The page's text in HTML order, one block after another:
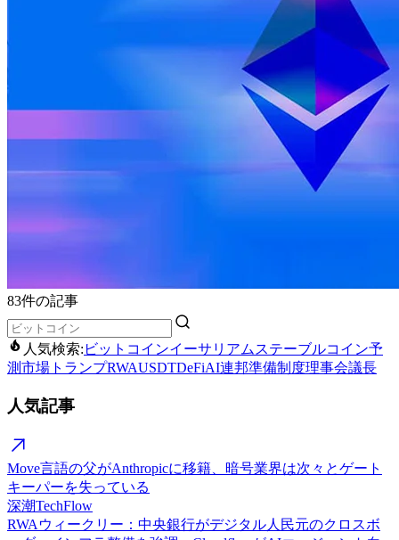
83件の記事
人気検索: ビットコインイーサリアム ステーブルコイン予
測市場 トランプRWAUSDTDeFiAI連邦準備制度理事会議長
人気記事
Move言語の父がAnthropicに移籍、暗号業界は次々とゲート
キーパーを失っている
深潮TechFlow
RWAウィークリー：中央銀行がデジタル人民元のクロスボ